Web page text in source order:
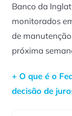
Banco da
monitorados
de
próxima
+ O que é o
decisão de